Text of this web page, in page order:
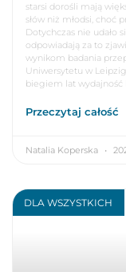
starsi dorośli mają
słów niż młodsi, choć
Dotychczas nie udało
odpowiadają za to
wynikom badania
Uniwersytetu w
biegiem lat
Przeczytaj całość
Natalia Koperska
DLA WSZYSTKICH